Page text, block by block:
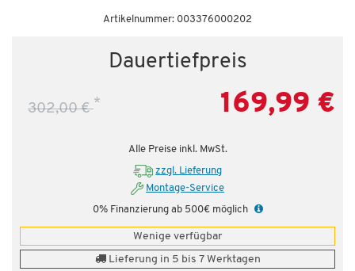
Artikelnummer: 003376000202
Dauertiefpreis
302,00 €* 169,99 €
Alle Preise inkl. MwSt.
zzgl. Lieferung
Montage-Service
0% Finanzierung ab 500€ möglich
Wenige verfügbar
Lieferung in 5 bis 7 Werktagen